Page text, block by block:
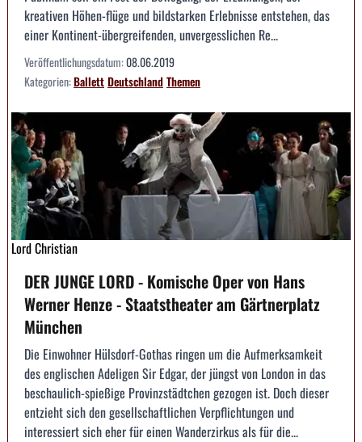
kreativen Höhen-flüge und bildstarken Erlebnisse entstehen, das
einer Kontinent-übergreifenden, unvergesslichen Re...
Veröffentlichungsdatum:08.06.2019
Kategorien:BallettDeutschlandThemen
Lord Christian
DER JUNGE LORD - Komische Oper von Hans
Werner Henze - Staatstheater am Gärtnerplatz
München
Die Einwohner Hülsdorf-Gothas ringen um die Aufmerksamkeit
des englischen Adeligen Sir Edgar, der jüngst von London in das
beschaulich-spießige Provinzstädtchen gezogen ist. Doch dieser
entzieht sich den gesellschaftlichen Verpflichtungen und
interessiert sich eher für einen Wanderzirkus als für die...